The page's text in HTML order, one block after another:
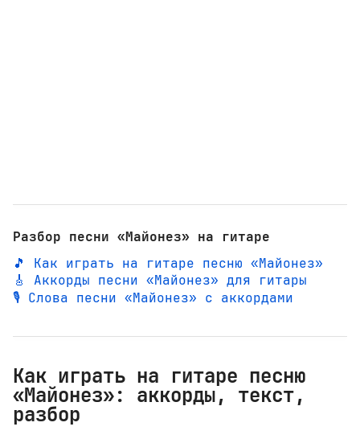
Разбор песни «Майонез» на гитаре
🎵 Как играть на гитаре песню «Майонез»
🎸 Аккорды песни «Майонез» для гитары
🎙️ Слова песни «Майонез» с аккордами
Как играть на гитаре песню
«Майонез»: аккорды, текст,
разбор